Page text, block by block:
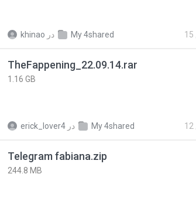
khinao در My 4shared
TheFappening_22.09.14.rar
1.16 GB
erick_lover4 در My 4shared
Telegram fabiana.zip
244.8 MB